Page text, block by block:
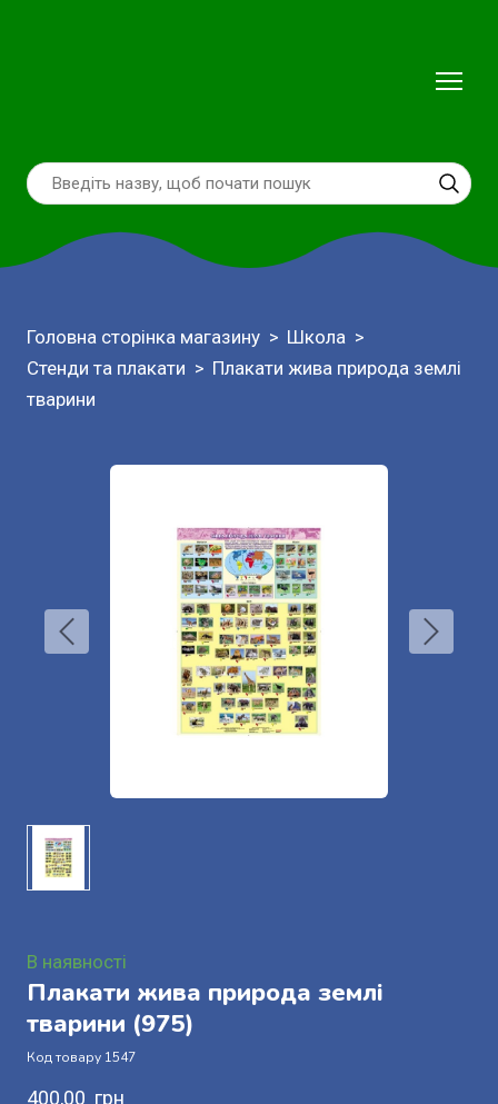
Головна сторінка магазину
Школа
Стенди та плакати
Плакати жива природа землі
тварини
В наявності
Плакати жива природа землі
тварини (975)
Код товару 1547
400,00  грн